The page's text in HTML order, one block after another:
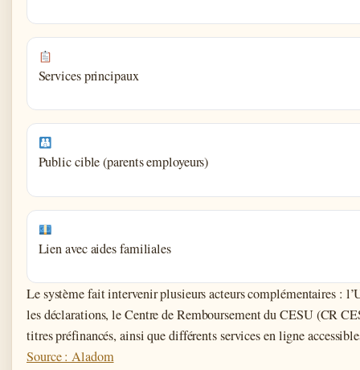
Services principaux
Public cible (parents employeurs)
Lien avec aides familiales
Le système fait intervenir plusieurs acteurs complémentaires :
les déclarations, le Centre de Remboursement du CESU (CR
titres préfinancés, ainsi que différents services en ligne
Source : Aladom